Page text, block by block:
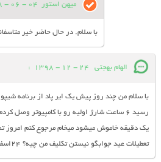
میهن استور 04 - 06 - 1398
با سلام. در حال حاضر خیر
الهام بهجتی 24 - 12 - 1398
:
با سلام من چند روز پیش یک ایر پاد از برنامه
رسید ۶ ساعت شارژ اولیه رو با کامپیوتر وصل
یک دقیقه خاموش میشود میخام مرجوع کنم امروز
تعطیلات عید جوابگو نیستن تکلیف من چیه؟ ۲۴اسفند به دستم رسیدا با تشکر